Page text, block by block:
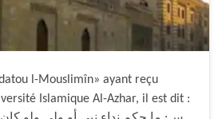
l-Mouslimîn» ayant reçu
Islamique Al-Azhar, il est dit :